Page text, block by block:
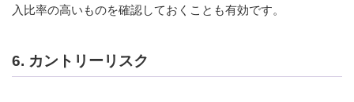
入比率の高いものを確認しておくことも有効です。
6. カントリーリスク